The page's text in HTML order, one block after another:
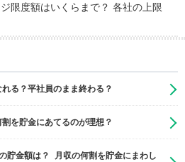
限度額はいくらまで？ 各社の上限
る？平社員のまま終わる？
を貯金にあてるのが理想？
貯金額は？ 月収の何割を貯金にまわし